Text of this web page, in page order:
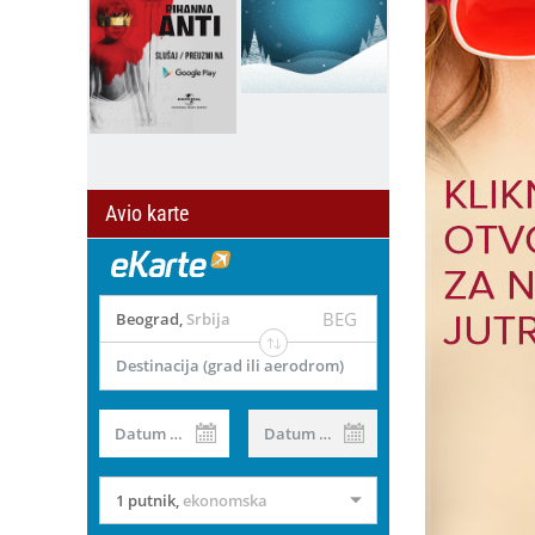
Avio karte
Beograd, Srbija BEG
Destinacija (grad ili aerodrom)
Datum od Datum do
1 putnik,ekonomska